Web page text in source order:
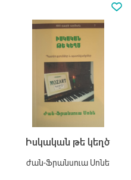
Իսկական թե կեղծ
ժան-Ֆրանսուա Սոնե